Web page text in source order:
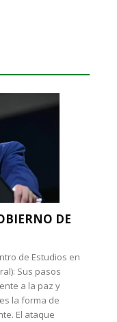
DE
de Estudios en
Sus pasos
a la paz y
la forma de
El ataque